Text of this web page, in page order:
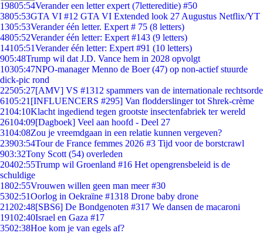
19805:54Verander een letter expert (7lettereditie) #50
3805:53GTA VI #12 GTA VI Extended look 27 Augustus Netflix/YT
1305:53Verander één letter. Expert # 75 (8 letters)
4805:52Verander één letter: Expert #143 (9 letters)
14105:51Verander één letter: Expert #91 (10 letters)
905:48Trump wil dat J.D. Vance hem in 2028 opvolgt
10305:47NPO-manager Menno de Boer (47) op non-actief stuurde
dick-pic rond
22505:27[AMV] VS #1312 spammers van de internationale rechtsorde
6105:21 [INFLUENCERS #295] Van flodderslinger tot Shrek-crème
2104:10Klacht ingediend tegen grootste insectenfabriek ter wereld
26104:09[Dagboek] Veel aan hoofd - Deel 27
3104:08Zou je vreemdgaan in een relatie kunnen vergeven?
23903:54Tour de France femmes 2026 #3 Tijd voor de borstcrawl
903:32Tony Scott (54) overleden
20402:55Trump wil Groenland #16 Het opengrensbeleid is de
schuldige
1802:55Vrouwen willen geen man meer #30
5302:51Oorlog in Oekraïne #1318 Drone baby drone
21202:48[SBS6] De Bondgenoten #317 We dansen de macaroni
19102:40Israel en Gaza #17
3502:38Hoe kom je van egels af?